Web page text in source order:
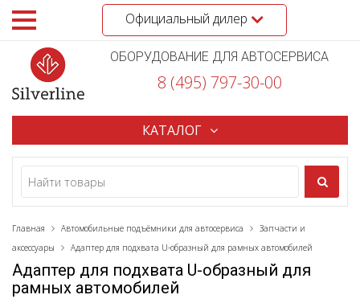
Официальный дилер
ОБОРУДОВАНИЕ ДЛЯ АВТОСЕРВИСА
8 (495) 797-30-00
КАТАЛОГ
Главная Автомобильные подъёмники для автосервиса
Запчасти и
аксессуары
Адаптер для подхвата U-образный для рамных автомобилей
Адаптер для подхвата U-образный для
рамных автомобилей